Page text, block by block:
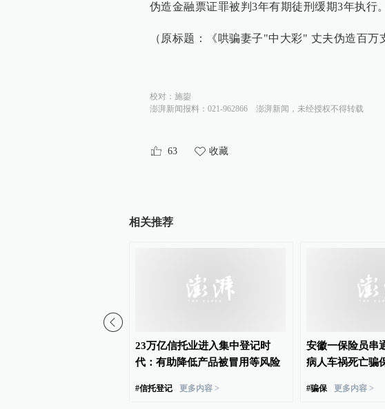
伪造金融票证罪被判3年有期徒刑缓期3年执行。
（原标题：《哄骗妻子"中大彩" 丈夫伪造百万
校对： 施鋆
澎湃新闻报料：021-962866
澎湃新闻，未经授权不得转载
63 收藏
相关推荐
23万亿信托业进入集中登记时
代：有助降低产品被冒用等风险
#信托登记 更多内容 >
安徽一保险员串
病人车祸死亡骗
#骗保 更多内容 >